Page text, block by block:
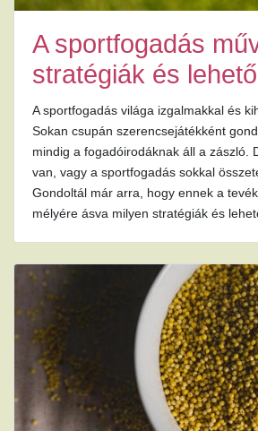
A sportfogadás
stratégiák és
A sportfogadás világa izgalmakkal és
Sokan csupán szerencsejátékként
mindig a fogadóirodáknak áll a zászló.
van, vagy a sportfogadás sokkal
Gondoltál már arra, hogy ennek a
mélyére ásva milyen stratégiák és